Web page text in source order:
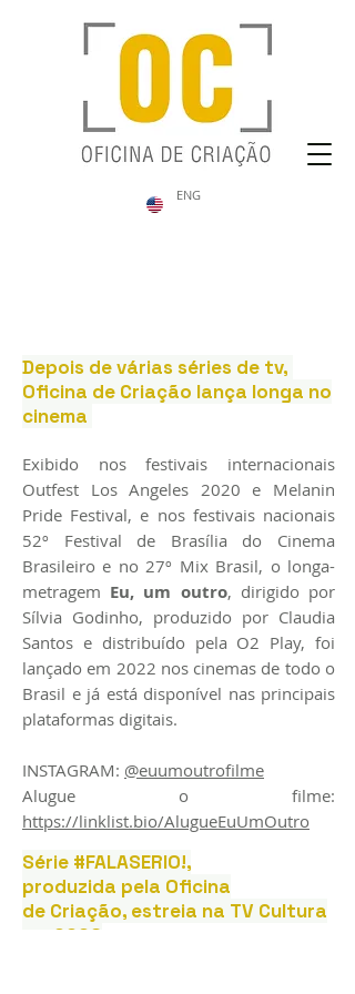
ENG
Depois de várias séries de tv,
Oficina de Criação lança longa no
cinema
Exibido nos festivais internacionais
Outfest Los Angeles 2020 e Melanin
Pride Festival, e nos festivais nacionais
52º Festival de Brasília do Cinema
Brasileiro e no 27º Mix Brasil, o longa-
metragem Eu, um outro, dirigido por
Sílvia Godinho, produzido por Claudia
Santos e distribuído pela O2 Play, foi
lançado em 2022 nos cinemas de todo o
Brasil e já está disponível nas principais
plataformas digitais.
INSTAGRAM: @euumoutrofilme
Alugue o filme:
https://linklist.bio/AlugueEuUmOutro
Série #FALASERIO!,
produzida pela Oficina
de Criação, estreia na TV Cultura
em 2026